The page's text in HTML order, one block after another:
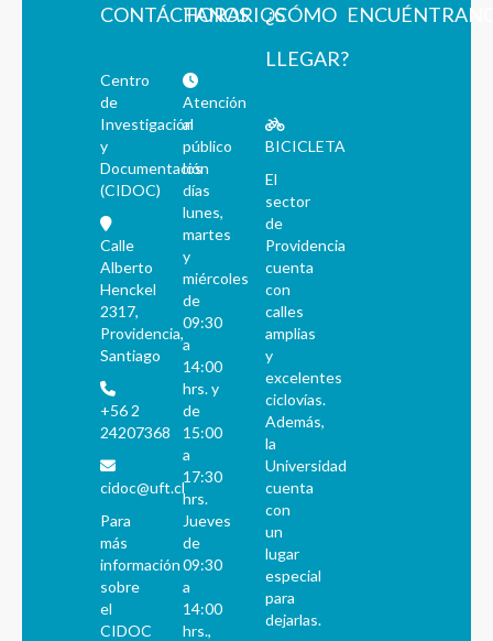
CONTÁCTANOS
Centro
de
Investigación
y
Documentación
(CIDOC)
Calle
Alberto
Henckel
2317,
Providencia,
Santiago
+56 2
24207368
cidoc@uft.cl
Para
más
información
sobre
el
CIDOC
HORARIOS
Atención
al
público
los
días
lunes,
martes
y
miércoles
de
09:30
a
14:00
hrs. y
de
15:00
a
17:30
hrs.
Jueves
de
09:30
a
14:00
hrs.,
¿CÓMO
LLEGAR?
BICICLETA
El
sector
de
Providencia
cuenta
con
calles
amplias
y
excelentes
ciclovías.
Además,
la
Universidad
cuenta
con
un
lugar
especial
para
dejarlas.